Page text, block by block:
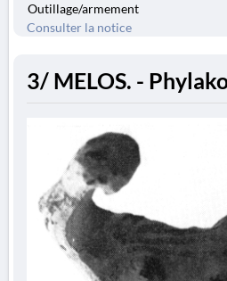
Outillage/armement
Consulter la notice
3/ MELOS. -